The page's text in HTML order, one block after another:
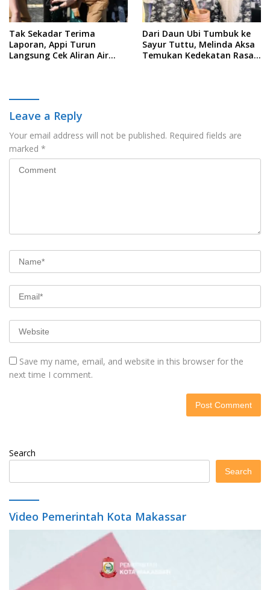
Tak Sekadar Terima
Laporan, Appi Turun
Langsung Cek Aliran Air
Dari Daun Ubi Tumbuk ke
Sayur Tuttu, Melinda Aksa
Temukan Kedekatan Rasa
Leave a Reply
Your email address will not be published. Required fields are
marked *
Save my name, email, and website in this browser for the
next time I comment.
Search
Search
Video Pemerintah Kota Makassar